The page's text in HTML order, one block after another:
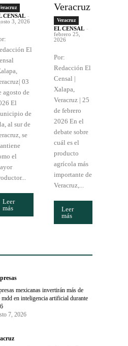
CENSAL -
3, 2026
El
03
agosto de
El
de
al sur de
se
el
Leer
más
Veracruz
Veracruz
EL CENSAL -
febrero 25,
2026
Por:
Redacción El
Censal |
Xalapa,
Veracruz | 25
de febrero
2026 En el
debate sobre
cuál es el
producto
agrícola más
importante de
Veracruz,...
Leer
más
mexicanas invertirán más de
mdd en inteligencia artificial durante
7, 2026